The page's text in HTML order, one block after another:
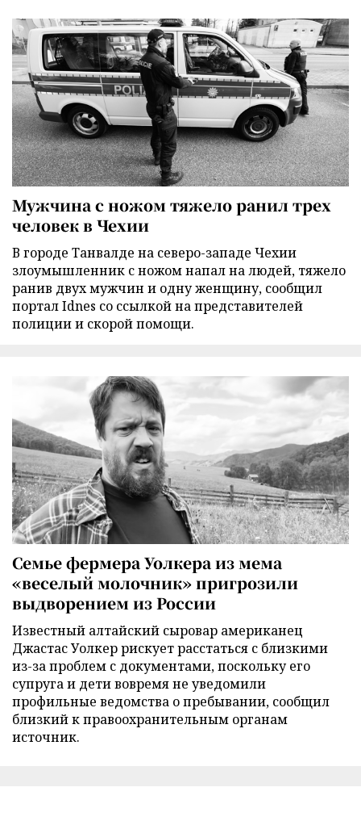
Мужчина с ножом тяжело ранил трех
человек в Чехии
В городе Танвалде на северо-западе Чехии
злоумышленник с ножом напал на людей, тяжело
ранив двух мужчин и одну женщину, сообщил
портал Idnes со ссылкой на представителей
полиции и скорой помощи.
Семье фермера Уолкера из мема
«веселый молочник» пригрозили
выдворением из России
Известный алтайский сыровар американец
Джастас Уолкер рискует расстаться с близкими
из-за проблем с документами, поскольку его
супруга и дети вовремя не уведомили
профильные ведомства о пребывании, сообщил
близкий к правоохранительным органам
источник.